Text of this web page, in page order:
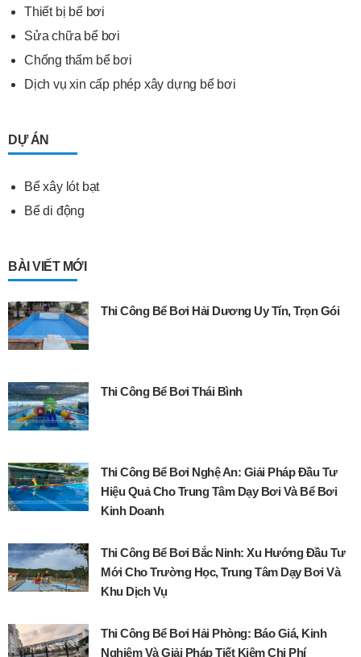
Thiết bị bể bơi
Sửa chữa bể bơi
Chống thấm bể bơi
Dịch vụ xin cấp phép xây dựng bể bơi
DỰ ÁN
Bể xây lót bạt
Bể di động
BÀI VIẾT MỚI
Thi Công Bể Bơi Hải Dương Uy Tín, Trọn Gói
Thi Công Bể Bơi Thái Bình
Thi Công Bể Bơi Nghệ An: Giải Pháp Đầu Tư
Hiệu Quả Cho Trung Tâm Dạy Bơi Và Bể Bơi
Kinh Doanh
Thi Công Bể Bơi Bắc Ninh: Xu Hướng Đầu Tư
Mới Cho Trường Học, Trung Tâm Dạy Bơi Và
Khu Dịch Vụ
Thi Công Bể Bơi Hải Phòng: Báo Giá, Kinh
Nghiệm Và Giải Pháp Tiết Kiệm Chi Phí